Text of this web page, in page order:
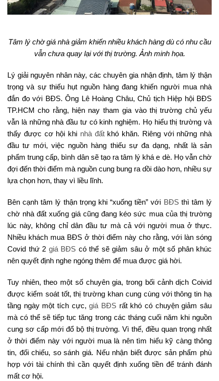
Tâm lý chờ giá nhà giảm khiến nhiều khách hàng dù có nhu cầu
vẫn chưa quay lại với thị trường. Ảnh minh họa.
Lý giải nguyên nhân này, các chuyên gia nhận định, tâm lý thận
trọng và sự thiếu hụt nguồn hàng đang khiến người mua nhà
đắn đo với BĐS. Ông Lê Hoàng Châu, Chủ tịch Hiệp hội BĐS
TP.HCM cho rằng, hiện nay tham gia vào thị trường chủ yếu
vẫn là những nhà đầu tư có kinh nghiệm. Họ hiểu thị trường và
thấy được cơ hội khi nhà đấtkhó khăn. Riêng với những nhà
đầu tư mới, việc nguồn hàng thiếu sự đa dạng, nhất là sản
phẩm trung cấp, bình dân sẽ tạo ra tâm lý khá e dè. Họ vẫn chờ
đợi đến thời điểm mà nguồn cung bung ra dồi dào hơn, nhiều sự
lựa chọn hơn, thay vì liều lĩnh.
Bên cạnh tâm lý thận trọng khi “xuống tiền” với BĐSthì tâm lý
chờ nhà đất xuống giá cũng đang kéo sức mua của thị trường
lúc này, không chỉ dân đầu tư mà cả với người mua ở thực.
Nhiều khách mua BĐS ở thời điểm này cho rằng, với làn sóng
Covid thứ 2 giá BĐS có thể sẽ giảm sâu ở một số phân khúc
nên quyết định nghe ngóng thêm để mua được giá hời.
Tuy nhiên, theo một số chuyên gia, trong bối cảnh dịch Coivid
được kiểm soát tốt, thị trường khan cung cùng với thông tin hạ
tầng ngày một tích cực,giá BĐS rất khó có chuyện giảm sâu
mà có thể sẽ tiếp tục tăng trong các tháng cuối năm khi nguồn
cung sơ cấp mới đổ bộ thị trường. Vì thế, điều quan trọng nhất
ở thời điểm này với người mua là nên tìm hiểu kỹ càng thông
tin, đối chiếu, so sánh giá. Nếu nhận biết được sản phẩm phù
hợp với tài chính thì cần quyết định xuống tiền để tránh đánh
mất cơ hội.